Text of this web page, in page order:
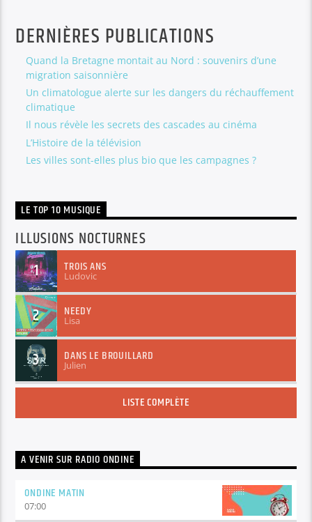
DERNIÈRES PUBLICATIONS
Quand la Bretagne montait au Nord : souvenirs d’une
migration saisonnière
Un climatologue alerte sur les dangers du réchauffement
climatique
Il nous révèle les secrets des cascades au cinéma
L’Histoire de la télévision
Les villes sont-elles plus bio que les campagnes ?
LE TOP 10 MUSIQUE
ILLUSIONS NOCTURNES
1 TROIS ANS
Ludovic
2 NEEDY
Lisa
3 DANS LE BROUILLARD
Julien
LISTE COMPLÈTE
A VENIR SUR RADIO ONDINE
ONDINE MATIN
07:00